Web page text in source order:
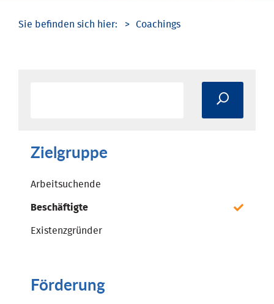
Coachings
Zielgruppe
Arbeitsuchende
Beschäftigte
Existenzgründer
Förderung